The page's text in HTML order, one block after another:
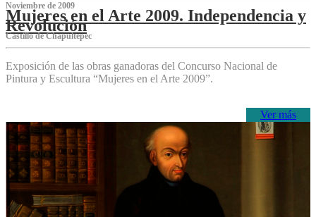
Noviembre de 2009
Mujeres en el Arte 2009. Independencia y
Revolución
Castillo de Chapultepec
Exposición de las obras ganadoras del Concurso Nacional de
Pintura y Escultura “Mujeres en el Arte 2009”.
Ver más